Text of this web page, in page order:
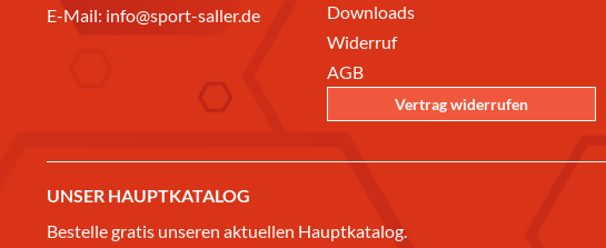
E-Mail: info@sport-saller.de
Downloads
Widerruf
AGB
Vertrag widerrufen
UNSER HAUPTKATALOG
Bestelle gratis unseren aktuellen Hauptkatalog.